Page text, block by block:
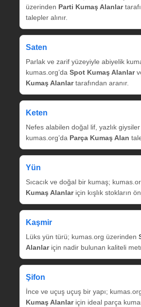
üzerinden Parti Kumaş Alanlar
talepler alınır.
Saten
Parlak ve zarif yüzeyiyle abiyelik
kumas.org’da Spot Kumaş Alanlar
Kumaş Alanlartarafından aranır.
Keten
Nefes alabilen doğal lif, yazlık
kumas.org’da Parça Kumaş Alan
Yün
Sıcacık ve doğal bir kumaş;
Kumaş Alanlariçin kışlık stokların
Kaşmir
Lüks yün türü; kumas.org üzerinden
Alanlariçin nadir bulunan kaliteli
Şifon
İnce ve uçuş uçuş bir yapı;
Kumaş Alanlariçin ideal parça